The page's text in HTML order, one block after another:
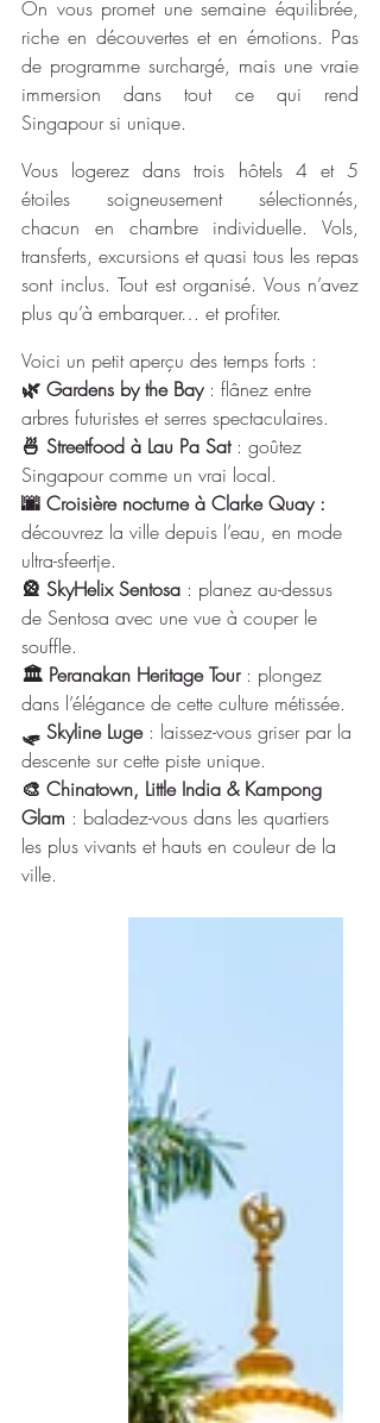
On vous promet une semaine équilibrée,
riche en découvertes et en émotions. Pas
de programme surchargé, mais une vraie
immersion dans tout ce qui rend
Singapour si unique.
Vous logerez dans trois hôtels 4 et 5
étoiles soigneusement sélectionnés,
chacun en chambre individuelle. Vols,
transferts, excursions et quasi tous les repas
sont inclus. Tout est organisé. Vous n’avez
plus qu’à embarquer… et profiter.
Voici un petit aperçu des temps forts :
🌿 Gardens by the Bay : flânez entre
arbres futuristes et serres spectaculaires.
🍜 Streetfood à Lau Pa Sat : goûtez
Singapour comme un vrai local.
🌆 Croisière nocturne à Clarke Quay :
découvrez la ville depuis l’eau, en mode
ultra-sfeertje.
🎡 SkyHelix Sentosa : planez au-dessus
de Sentosa avec une vue à couper le
souffle.
🏛️ Peranakan Heritage Tour : plongez
dans l’élégance de cette culture métissée.
🛷 Skyline Luge : laissez-vous griser par la
descente sur cette piste unique.
🎨 Chinatown, Little India & Kampong
Glam : baladez-vous dans les quartiers
les plus vivants et hauts en couleur de la
ville.